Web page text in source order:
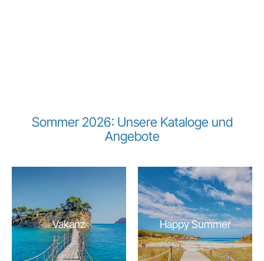
Sommer 2026: Unsere Kataloge und
Angebote
Vakanz Happy Summer